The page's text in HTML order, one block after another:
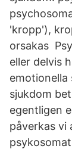
'kropp'),
orsakas
eller delvis
emotionella
sjukdom
egentligen
påverkas vi